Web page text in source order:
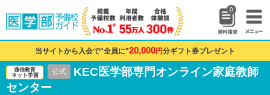
0
当サイトから入会で"全員に"20,000円分ギフト券プレゼント
通信教育
ネット学習
公式
KEC医学部専門オンライン家庭教師
センター